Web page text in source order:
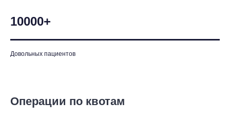
10000+
Довольных пациентов
Операции по квотам